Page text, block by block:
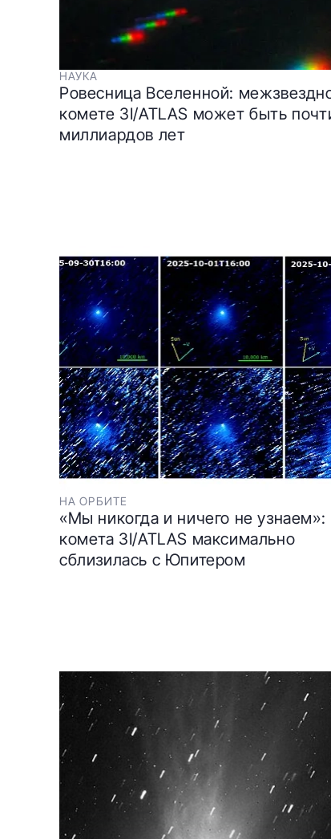
НАУКА
Ровесница Вселенной:
комете 3I/ATLAS может быть
миллиардов лет
НА ОРБИТЕ
«Мы никогда и ничего не узнаем»:
комета 3I/ATLAS максимально
сблизилась с Юпитером